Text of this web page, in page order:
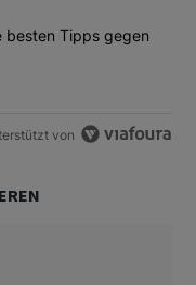
in der Schweiz: Die
besten Tipps gegen
von